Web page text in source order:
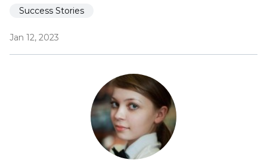
Success Stories
Jan 12, 2023